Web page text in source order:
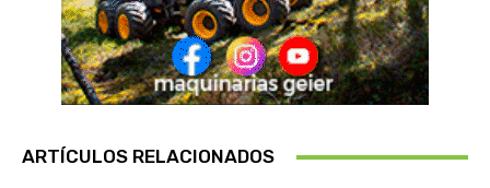
ARTÍCULOS RELACIONADOS